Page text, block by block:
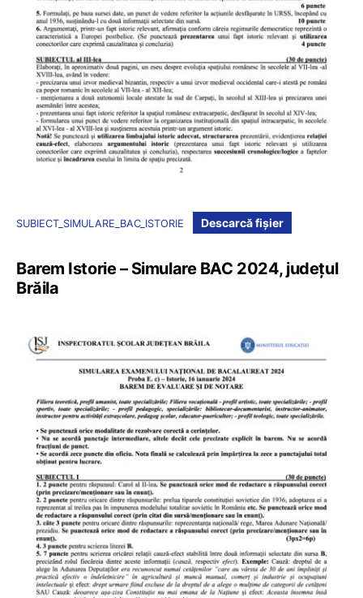
SUBIECT_SIMULARE_BAC_ISTORIE Descarcă fișier
Barem Istorie – Simulare BAC 2024, județul
Brăila